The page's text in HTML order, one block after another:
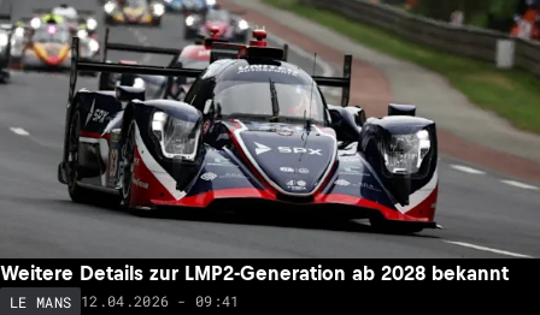
Weitere Details zur LMP2-Generation ab 2028 bekannt
LE MANS 12.04.2026 - 09:41